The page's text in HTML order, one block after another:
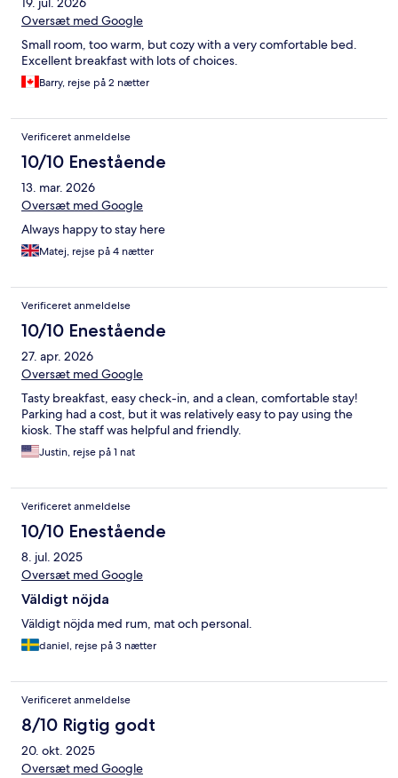
Oversæt med Google
Small room, too warm, but cozy with a very comfortable bed.
Excellent breakfast with lots of choices.
Barry, rejse på 2 nætter
Verificeret anmeldelse
10/10 Enestående
13. mar. 2026
Oversæt med Google
Always happy to stay here
Matej, rejse på 4 nætter
Verificeret anmeldelse
10/10 Enestående
27. apr. 2026
Oversæt med Google
Tasty breakfast, easy check-in, and a clean, comfortable stay!
Parking had a cost, but it was relatively easy to pay using the
kiosk. The staff was helpful and friendly.
Justin, rejse på 1 nat
Verificeret anmeldelse
10/10 Enestående
8. jul. 2025
Oversæt med Google
Väldigt nöjda
Väldigt nöjda med rum, mat och personal.
daniel, rejse på 3 nætter
Verificeret anmeldelse
8/10 Rigtig godt
20. okt. 2025
Oversæt med Google